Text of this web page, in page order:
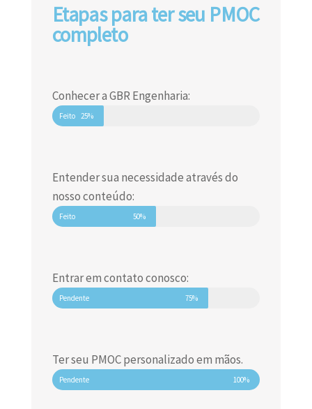
Etapas para ter seu PMOC
completo
Conhecer a GBR Engenharia:
Feito 25%
Entender sua necessidade através do
nosso conteúdo:
Feito 50%
Entrar em contato conosco:
Pendente 75%
Ter seu PMOC personalizado em mãos.
Pendente 100%